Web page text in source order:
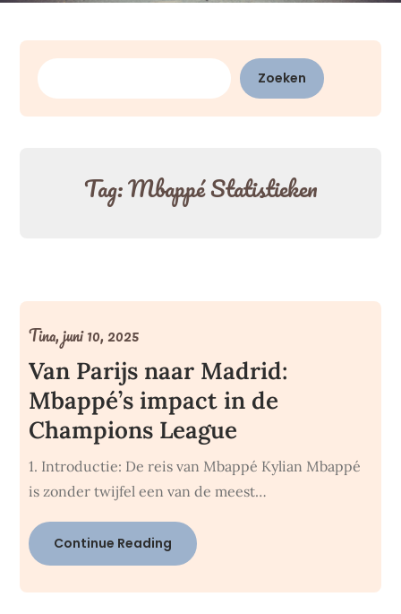
Zoeken
Zoeken
Tag:Mbappé Statistieken
Van Parijs naar Madrid:
Mbappé’s impact in de
Champions League
Tina,juni 10, 2025
1. Introductie: De reis van Mbappé Kylian Mbappé
is zonder twijfel een van de meest…
Continue Reading